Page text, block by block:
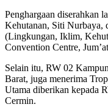
Penghargaan diserahkan
Kehutanan, Siti Nurbaya,
(Lingkungan, Iklim,
Convention Centre,
Selain itu, RW 02
Barat, juga menerima
Utama diberikan kepada
Cermin.